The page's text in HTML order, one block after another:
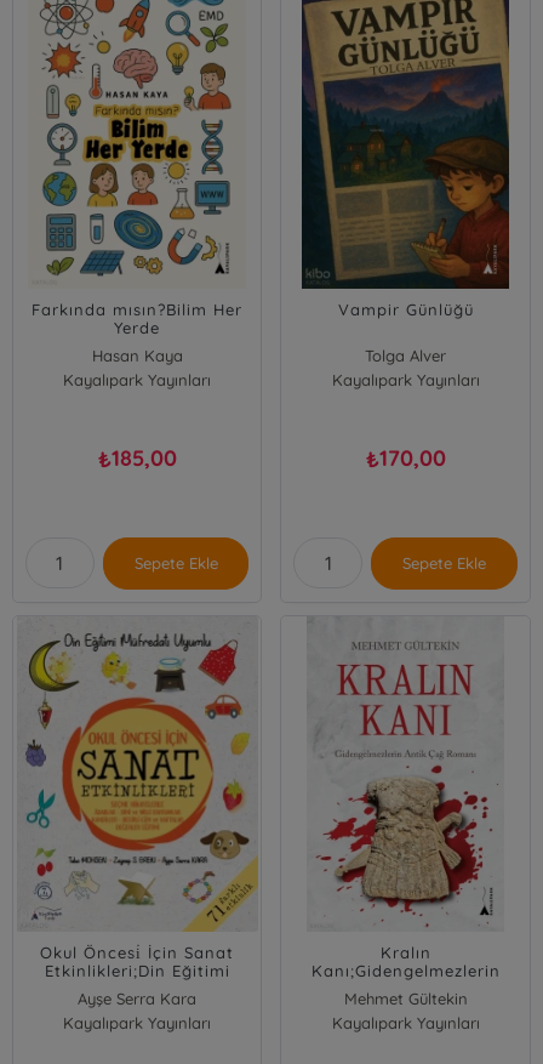
Farkında mısın?Bilim Her
Yerde
Hasan Kaya
Kayalıpark Yayınları
₺185,00
Sepete Ekle
Vampir Günlüğü
Tolga Alver
Kayalıpark Yayınları
₺170,00
Sepete Ekle
Okul Öncesi̇ İçin Sanat
Etkinlikleri;Din Eğitimi
Ayşe Serra Kara
Zeynep S. Eren
Kayalıpark Yayınları
Kralın
Kanı;Gidengelmezlerin
Antik Çağ Romanı
Mehmet Gültekin
Kayalıpark Yayınları